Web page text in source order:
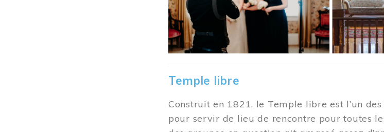
Temple libre
Construit en 1821, le Temple libre est l’un
pour servir de lieu de rencontre pour toutes